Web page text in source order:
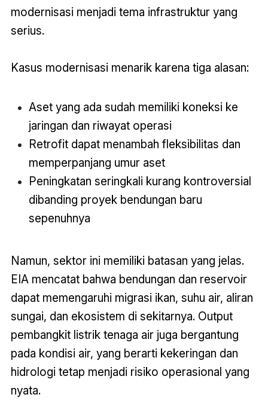
modernisasi menjadi tema infrastruktur yang
serius.
Kasus modernisasi menarik karena tiga alasan:
Aset yang ada sudah memiliki koneksi ke
jaringan dan riwayat operasi
Retrofit dapat menambah fleksibilitas dan
memperpanjang umur aset
Peningkatan seringkali kurang kontroversial
dibanding proyek bendungan baru
sepenuhnya
Namun, sektor ini memiliki batasan yang jelas.
EIA mencatat bahwa bendungan dan reservoir
dapat memengaruhi migrasi ikan, suhu air, aliran
sungai, dan ekosistem di sekitarnya. Output
pembangkit listrik tenaga air juga bergantung
pada kondisi air, yang berarti kekeringan dan
hidrologi tetap menjadi risiko operasional yang
nyata.